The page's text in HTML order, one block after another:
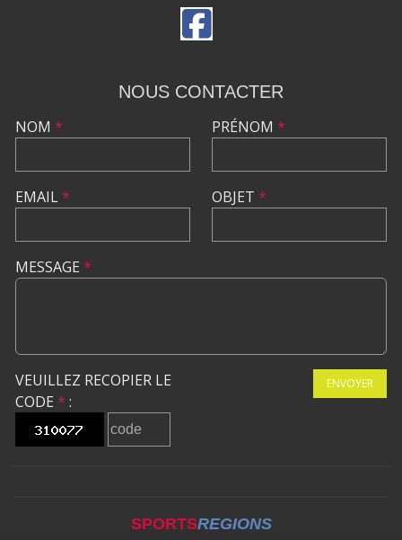
NOUS CONTACTER
NOM *
EMAIL*
PRÉNOM *
OBJET *
MESSAGE *
VEUILLEZ RECOPIER LE
CODE * :
ENVOYER
SPORTSREGIONS